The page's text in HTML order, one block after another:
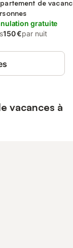
de
gratuite
150 €par nuit
vacances à